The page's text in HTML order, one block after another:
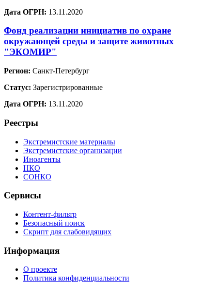
Дата ОГРН: 13.11.2020
Фонд реализации инициатив по охране
окружающей среды и защите животных
"ЭКОМИР"
Регион: Санкт-Петербург
Статус: Зарегистрированные
Дата ОГРН: 13.11.2020
Реестры
Экстремистские материалы
Экстремистские организации
Иноагенты
НКО
СОНКО
Сервисы
Контент-фильтр
Безопасный поиск
Скрипт для слабовидящих
Информация
О проекте
Политика конфиденциальности